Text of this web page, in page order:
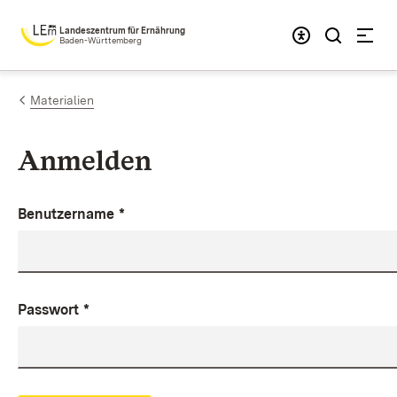
Zum Inhalt springen
Landeszentrum für Ernährung
Baden-Württemberg
Materialien
Anmelden
Benutzername *
Passwort *